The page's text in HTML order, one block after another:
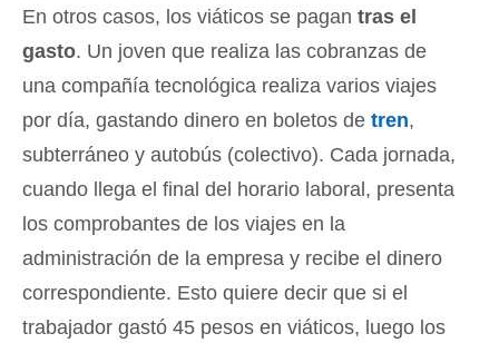
En otros casos, los viáticos se pagan tras el
gasto. Un joven que realiza las cobranzas de
una compañía tecnológica realiza varios viajes
por día, gastando dinero en boletos de tren,
subterráneo y autobús (colectivo). Cada jornada,
cuando llega el final del horario laboral, presenta
los comprobantes de los viajes en la
administración de la empresa y recibe el dinero
correspondiente. Esto quiere decir que si el
trabajador gastó 45 pesos en viáticos, luego los